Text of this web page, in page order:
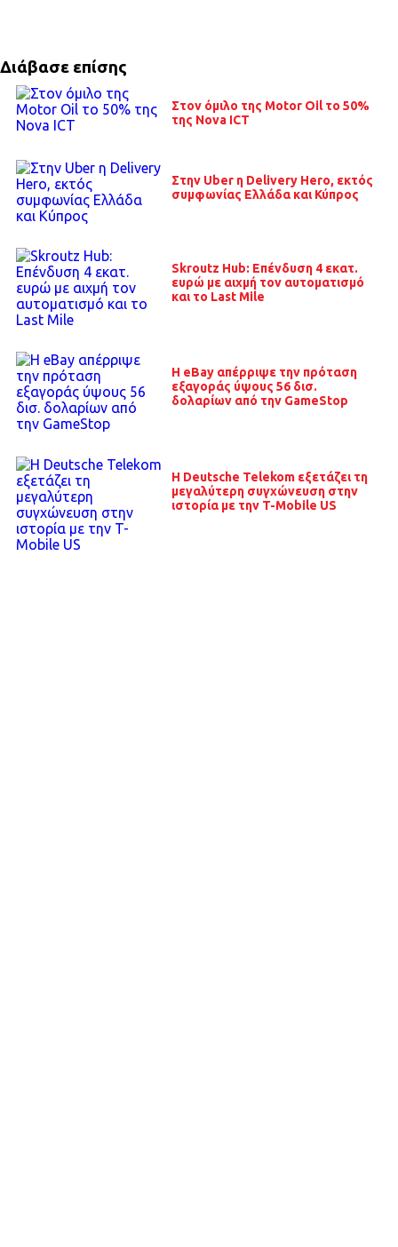
Διάβασε επίσης
Στον όμιλο της Motor Oil το 50%
της Nova ICT
Στην Uber η Delivery Hero, εκτός
συμφωνίας Ελλάδα και Κύπρος
Skroutz Hub: Επένδυση 4 εκατ.
ευρώ με αιχμή τον αυτοματισμό
και το Last Mile
H eBay απέρριψε την πρόταση
εξαγοράς ύψους 56 δισ.
δολαρίων από την GameStop
Η Deutsche Telekom εξετάζει τη
μεγαλύτερη συγχώνευση στην
ιστορία με την T-Mobile US